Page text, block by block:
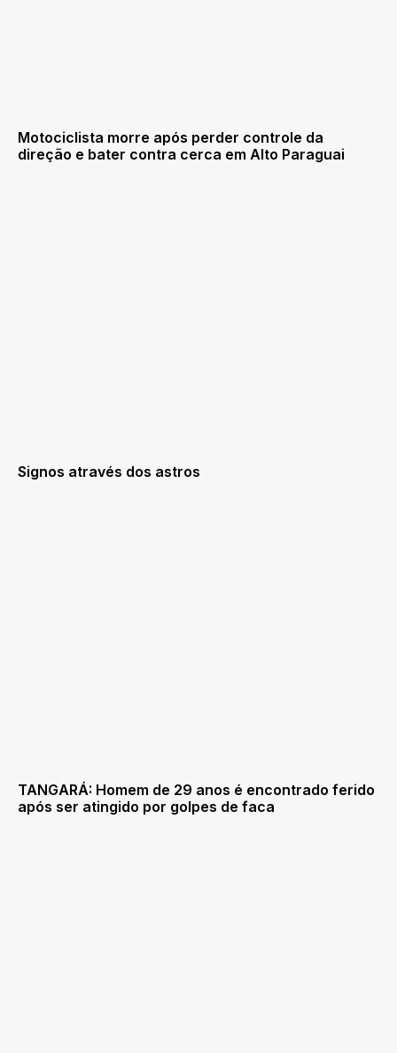
Motociclista morre após perder controle da
direção e bater contra cerca em Alto Paraguai
Signos através dos astros
TANGARÁ: Homem de 29 anos é encontrado ferido
após ser atingido por golpes de faca